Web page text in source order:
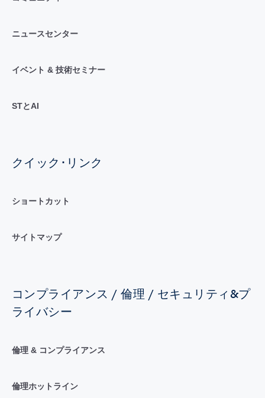
ニュースセンター
イベント & 技術セミナー
STとAI
クイック･リンク
ショートカット
サイトマップ
コンプライアンス / 倫理 / セキュリティ&プ
ライバシー
倫理 & コンプライアンス
倫理ホットライン